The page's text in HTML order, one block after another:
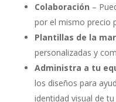
Colaboración –
por el mismo precio
Plantillas de la
personalizadas y
Administra a tu
los diseños para
identidad visual de